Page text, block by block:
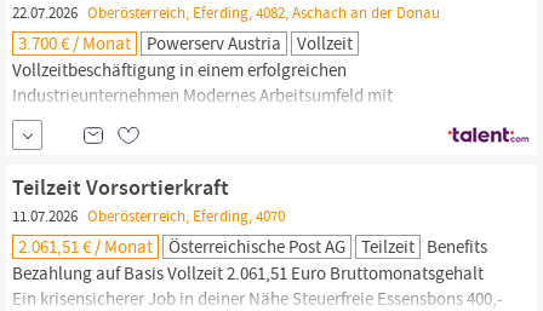
22.07.2026 Oberösterreich, Eferding, 4082, Aschach an der Donau
3.700 € / Monat Powerserv Austria
Vollzeit
Vollzeitbeschäftigung in einem erfolgreichen
Industrieunternehmen Modernes Arbeitsumfeld mit
abwechslungsreichen Aufgaben Umfassende Einschulung sowie
fachliche Weiterbildungsmöglichkeiten Essenszuschuss und
Attraktive Schichtzulagen Kollegiales Betriebsklima und
langfristige...
Teilzeit Vorsortierkraft
11.07.2026 Oberösterreich, Eferding, 4070
2.061,51 € / Monat Österreichische Post AG Teilzeit Benefits
Bezahlung auf Basis Vollzeit 2.061,51 Euro Bruttomonatsgehalt
Ein krisensicherer Job in deiner Nähe Steuerfreie Essensbons 400,-